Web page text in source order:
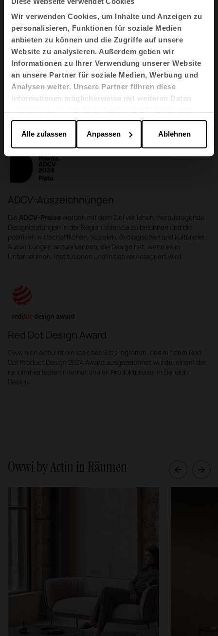
Wir verwenden Cookies, um Inhalte und Anzeigen zu
personalisieren, Funktionen für soziale Medien
anbieten zu können und die Zugriffe auf unsere
Website zu analysieren. Außerdem geben wir
Informationen zu Ihrer Verwendung unserer Website
an unsere Partner für soziale Medien, Werbung und
Analysen weiter. Unsere Partner führen diese
Informationen möglicherweise mit weiteren Daten
die sie im Rahmen Ihrer Nutzung der Dienste
gesammelt haben.
Alle zulassen Anpassen Ablehnen
Auszeichnungen
ADCV-Auszeichnungen
Die ADCV-Preise werden mit dem Ziel verliehen, herausragende
Designleistungen in der Region Valencia zu belohnen und die
positiven wirtschaftlichen, sozialen, ökologischen und kulturellen
Auswirkungen anzuerkennen, die Design hat, wenn es in
Unternehmen, Institutionen und Initiativen integriert wird.
Red Dot Design Award
Owwi von Actiu ist ein weiches Sitzprogramm, das mit dem Red
Dot Product Design 2024 Award ausgezeichnet wurde, einem der
renommiertesten internationalen Produktpreise im Bereich
Design.
Owwi by Actiu in Räumen